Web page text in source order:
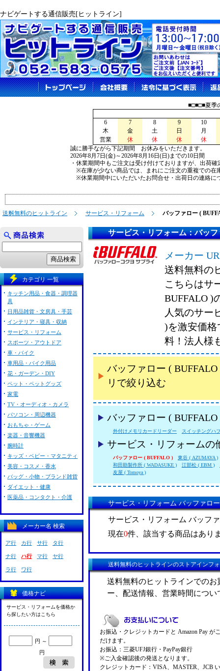
ナビゲートする通信販売[ヒットライン]
■□■□■夏季
6 7 8 9
10
木
金 土 日
月
営業
休 休 休
休
誠に勝手ながら下記期間 お休みをいただきます。
2026年8月7日(金)～2026年8月16日(日)までの10日間
・休業期間中もご注文は受け付けておりますが、出荷
※在庫が少ない商品では、まれにご注文の重複での在
※休業期間中にいただいたお問合せ・出荷日の連絡に
送料無料のヒットライン サービス・リフォーム バッファロー (
サービス・リフォーム：バッ
メーカー
送料無料の
こちらはサ
BUFFALO )
人気のサー
)を激安価格
料！法人様
バッファロー (
リで絞り込む
バッファロー (
外付けメモリカードリーダー スイッチングハ
サービス・リフォームの
バッファロー ( BUFFALO )
東谷 ( AZUMAYA )
和田助製作所 ( WADASUKE )
江部松 ( EBM )
友屋 ( Tomoya )
サービス・リフォーム バッファロ
サービス・リフォーム バッフ
現在0件、該当する商品はあり
送料無料のヒットラインのストアインフ
送料無料のヒットラインでの
ー、配送情報、営業時間につ
お振込・クレジットカードと Amazon Pay が
だけます。
お振込：三菱UFJ銀行・PayPay銀行
※ご入金確認後の発送となります。
クレジットカード：VISA、MASTER、JCB
カテゴリ 一覧
キッチン用品・食器・調理器
具
日用品雑貨・文房具・手芸
インテリア・寝具・収納
サービス・リフォーム
スポーツ・アウトドア
車・バイク
車用品・バイク用品
花・ガーデン・DIY
ペット・ペットグッズ
家電
TV・オーディオ・カメラ
パソコン・周辺機器
おもちゃ・ゲーム
楽器・音響機器
腕時計
キッズ・ベビー・マタニティ
美容・コスメ・香水
バッグ・小物・ブランド雑貨
ダイエット・健康
医薬品・コンタクト・介護
メーカー名 検索
ア行 カ行 サ行 タ行
ナ行 ハ行 マ行 ヤ行
ラ行 ワ行
価格ナビ
サービス・リフォームを価格か
ら探したい方はこちら
円 ～
円